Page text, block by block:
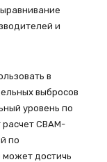
и
в
выбросов
уровень по
расчет СВАМ-
по
может достичь